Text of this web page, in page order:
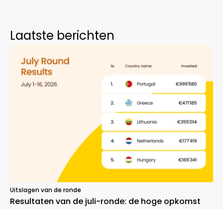
Laatste berichten
Uitslagen van de ronde
Resultaten van de juli-ronde: de hoge opkomst